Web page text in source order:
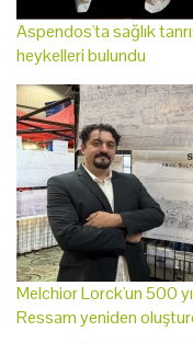
Aspendos'ta sağlık
heykelleri bulundu
Melchior Lorck'un 500
Ressam yeniden